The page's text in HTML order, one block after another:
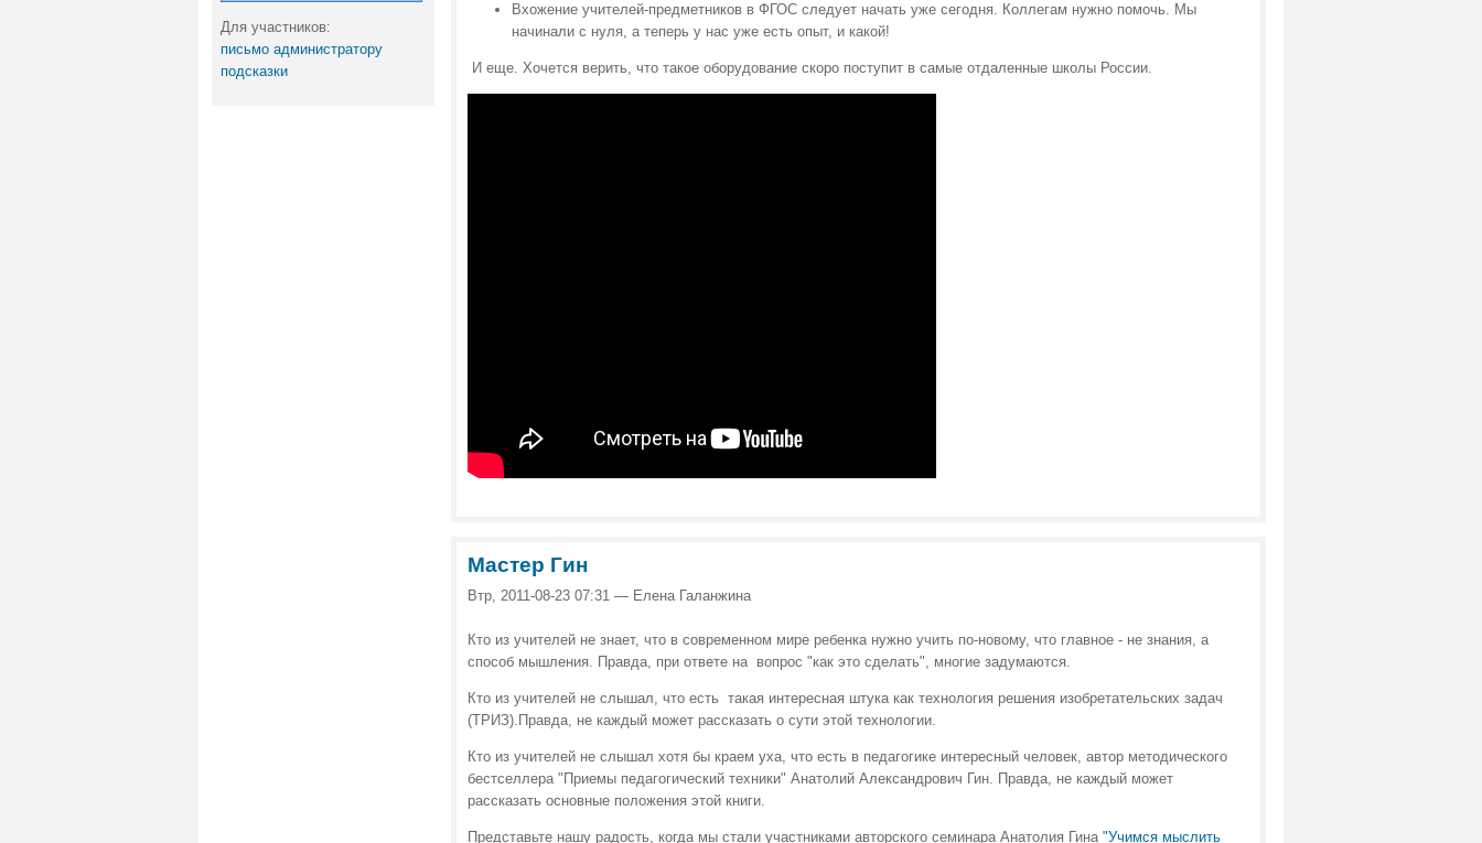
Для участников:
письмо администратору
подсказки
Вхожение учителей-предметников в ФГОС следует начать уже сегодня. Коллегам нужно помочь. Мы
начинали с нуля, а теперь у нас уже есть опыт, и какой!
И еще. Хочется верить, что такое оборудование скоро поступит в самые отдаленные школы России.
Мастер Гин
Втр, 2011-08-23 07:31 — Елена Галанжина
Кто из учителей не знает, что в современном мире ребенка нужно учить по-новому, что главное - не знания, а
способ мышления. Правда, при ответе на вопрос "как это сделать", многие задумаются.
Кто из учителей не слышал, что есть такая интересная штука как технология решения изобретательских задач
(ТРИЗ).Правда, не каждый может рассказать о сути этой технологии.
Кто из учителей не слышал хотя бы краем уха, что есть в педагогике интересный человек, автор методического
бестселлера "Приемы педагогический техники" Анатолий Александрович Гин. Правда, не каждый может
рассказать основные положения этой книги.
Представьте нашу радость, когда мы стали участниками авторского семинара Анатолия Гина "Учимся мыслить